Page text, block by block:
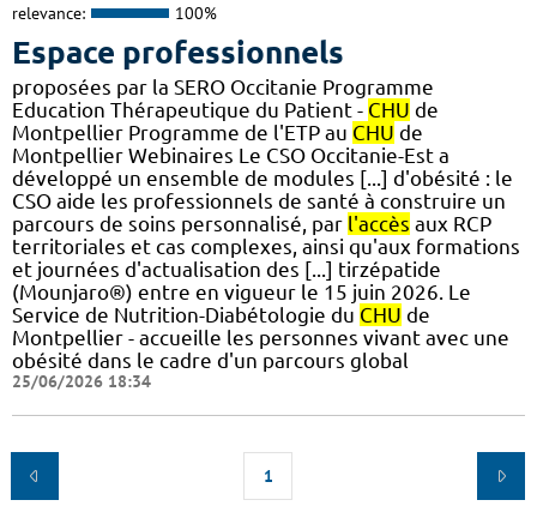
relevance: 100%
Espace professionnels
proposées par la SERO Occitanie Programme
Education Thérapeutique du Patient - CHU de
Montpellier Programme de l'ETP au CHU de
Montpellier Webinaires Le CSO Occitanie-Est a
développé un ensemble de modules [...] d'obésité : le
CSO aide les professionnels de santé à construire un
parcours de soins personnalisé, par l'accès aux RCP
territoriales et cas complexes, ainsi qu'aux formations
et journées d'actualisation des [...] tirzépatide
(Mounjaro®) entre en vigueur le 15 juin 2026. Le
Service de Nutrition-Diabétologie du CHU de
Montpellier - accueille les personnes vivant avec une
obésité dans le cadre d'un parcours global
25/06/2026 18:34
1